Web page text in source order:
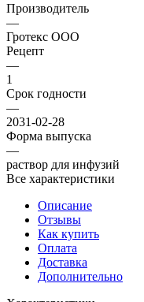
Производитель
—
Гротекс ООО
Рецепт
—
1
Срок годности
—
2031-02-28
Форма выпуска
—
раствор для инфузий
Все характеристики
Описание
Отзывы
Как купить
Оплата
Доставка
Дополнительно